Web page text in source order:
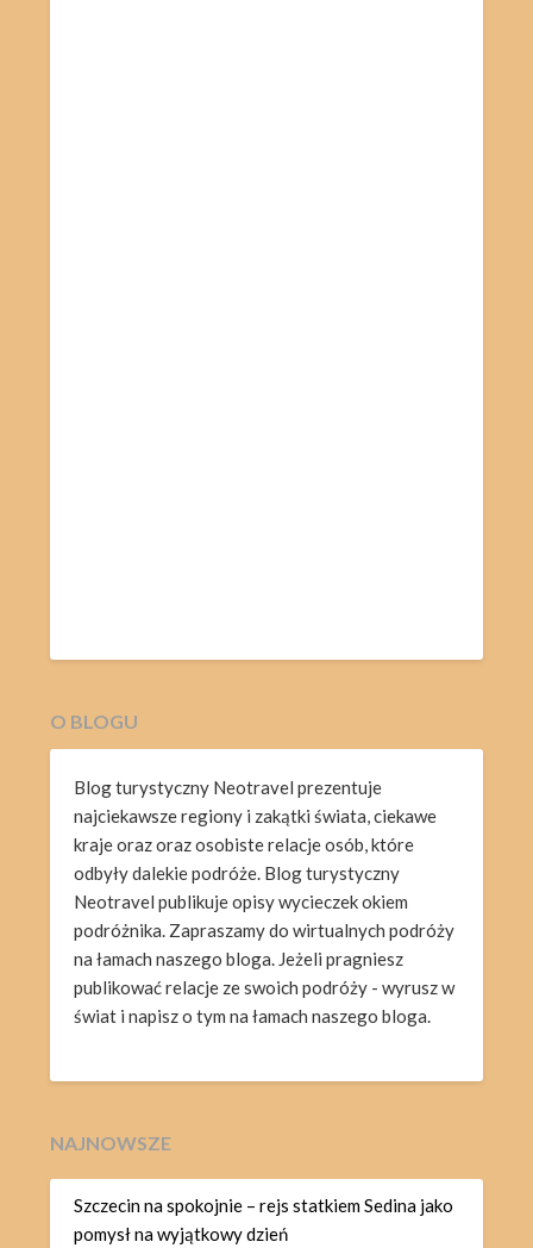
O BLOGU
Blog turystyczny Neotravel prezentuje
najciekawsze regiony i zakątki świata, ciekawe
kraje oraz oraz osobiste relacje osób, które
odbyły dalekie podróże. Blog turystyczny
Neotravel publikuje opisy wycieczek okiem
podróżnika. Zapraszamy do wirtualnych podróży
na łamach naszego bloga. Jeżeli pragniesz
publikować relacje ze swoich podróży - wyrusz w
świat i napisz o tym na łamach naszego bloga.
NAJNOWSZE
Szczecin na spokojnie – rejs statkiem Sedina jako
pomysł na wyjątkowy dzień